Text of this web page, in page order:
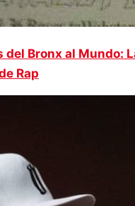
del Bronx al Mundo:
Rap